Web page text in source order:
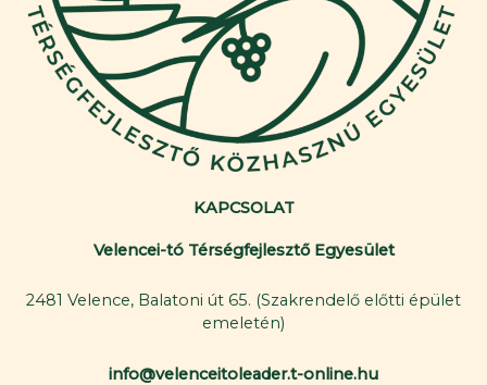
KAPCSOLAT
Velencei-tó Térségfejlesztő Egyesület
2481 Velence, Balatoni út 65. (Szakrendelő előtti épület
emeletén)
info@velenceitoleader.t-online.hu